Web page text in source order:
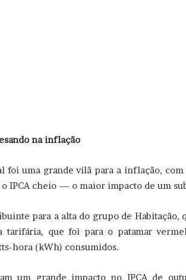
na inflação
uma grande vilã para a inflação, com
IPCA cheio — o maior impacto de um
para a alta do grupo de Habitação,
tarifária, que foi para o patamar
hora (kWh) consumidos.
um grande impacto no IPCA de